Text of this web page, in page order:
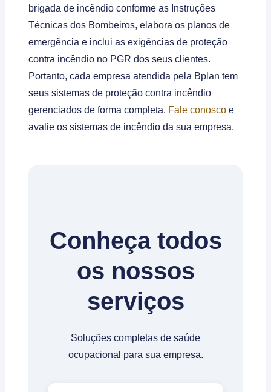
brigada de incêndio conforme as Instruções
Técnicas dos Bombeiros, elabora os planos de
emergência e inclui as exigências de proteção
contra incêndio no PGR dos seus clientes.
Portanto, cada empresa atendida pela Bplan tem
seus sistemas de proteção contra incêndio
gerenciados de forma completa. Fale conoscoe
avalie os sistemas de incêndio da sua empresa.
Conheça todos
os nossos
serviços
Soluções completas de saúde
ocupacional para sua empresa.